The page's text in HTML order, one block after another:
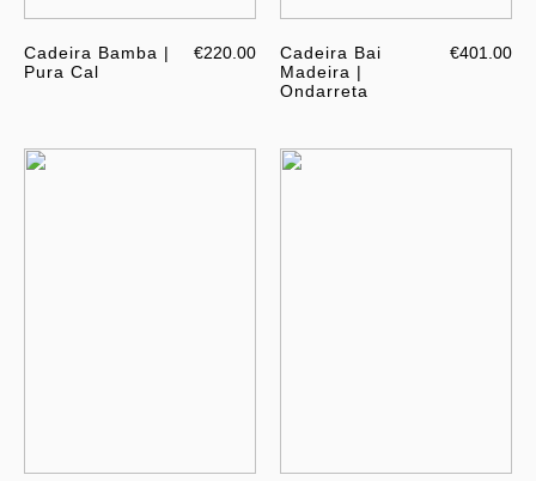
Cadeira Bamba |
Pura Cal
€220.00
Cadeira Bai
Madeira |
Ondarreta
€401.00